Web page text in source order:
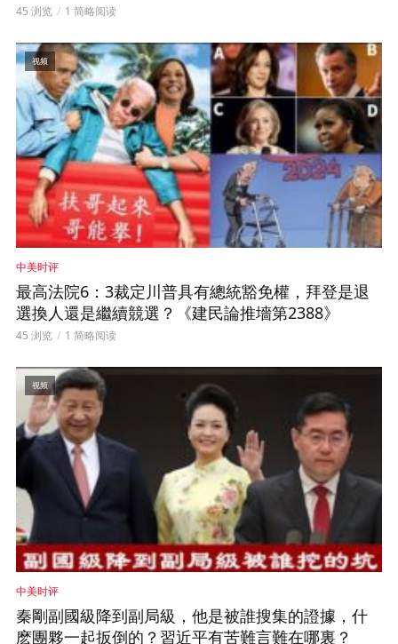
45 浏览 1 简略阅读
视频
中美时评
最高法院6：3裁定川普具有總統豁免權，拜登是退
選換人還是繼續競選？《建民論推墻第2388》
45 浏览 1 简略阅读
视频
中美时评
秦剛副國級降到副局級，他是被誰搜集的證據，什
麽團夥一起扳倒的？習近平有苦難言難在哪裏？